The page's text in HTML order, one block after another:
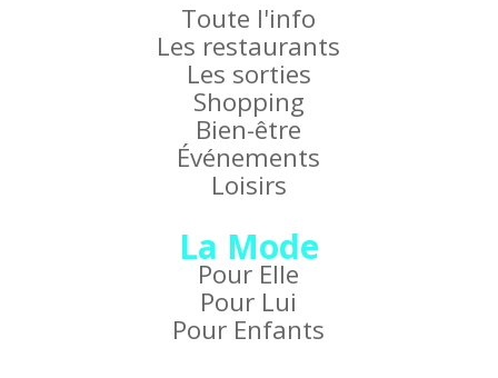
Toute l'info
Les restaurants
Les sorties
Shopping
Bien-être
Événements
Loisirs
La Mode
Pour Elle
Pour Lui
Pour Enfants